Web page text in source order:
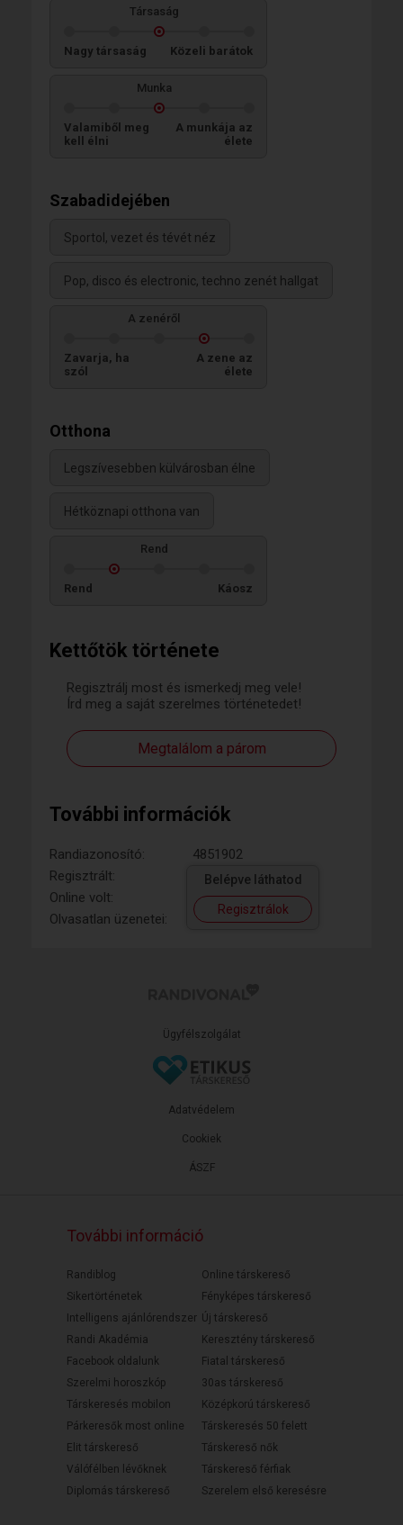
Kettőtök története
Regisztrálj most és ismerkedj meg vele!
Írd meg a saját szerelmes történetedet!
Megtalálom a párom
További információk
Randiazonosító:
4851902
Regisztrált:
Online volt:
Olvasatlan üzenetei:
Belépve láthatod
Regisztrálok
Társaság
Nagy társaság Közeli barátok
Munka
Valamiből meg
kell élni
A munkája az
élete
Szabadidejében
Sportol, vezet és tévét néz
Pop, disco és electronic, techno zenét hallgat
A zenéről
Zavarja, ha
szól
A zene az
élete
Otthona
Legszívesebben külvárosban élne
Hétköznapi otthona van
Rend
Rend Káosz
Ügyfélszolgálat
ÁSZF
Adatvédelem
Cookiek
További információ
Randiblog
Sikertörténetek
Intelligens ajánlórendszer
Randi Akadémia
Facebook oldalunk
Szerelmi horoszkóp
Társkeresés mobilon
Párkeresők most online
Elit társkereső
Válófélben lévőknek
Diplomás társkereső
Online társkereső
Fényképes társkereső
Új társkereső
Keresztény társkereső
Fiatal társkereső
30as társkereső
Középkorú társkereső
Társkeresés 50 felett
Társkereső nők
Társkereső férfiak
Szerelem első keresésre